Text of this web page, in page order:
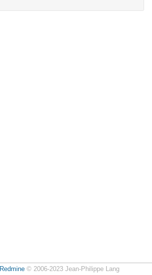
Redmine© 2006-2023 Jean-Philippe Lang